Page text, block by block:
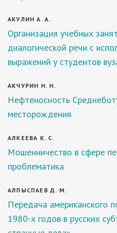
АКУЛИН А. А.
Организация учебных
диалогической речи с
выражений у студентов
АКЧУРИН Н. Н.
Нефтеносность
месторождения
АЛКЕЕВА К. С.
Мошенничество в сфере
проблематика
АЛПЫСПАЕВ Д. М.
Передача американского
1980-х годов в русских